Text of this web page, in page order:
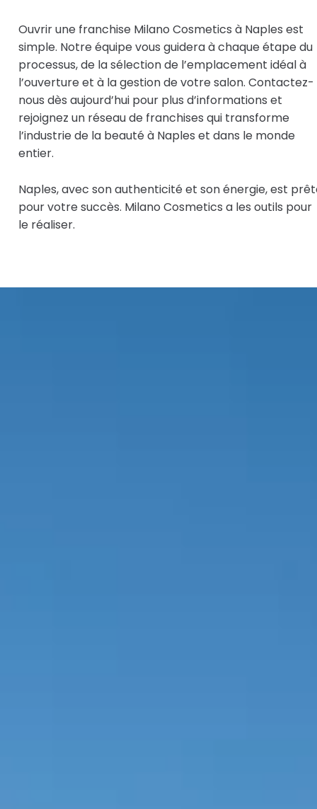
Ouvrir une franchise Milano Cosmetics à Naples est
simple. Notre équipe vous guidera à chaque étape du
processus, de la sélection de l’emplacement idéal à
l’ouverture et à la gestion de votre salon. Contactez-
nous dès aujourd’hui pour plus d’informations et
rejoignez un réseau de franchises qui transforme
l’industrie de la beauté à Naples et dans le monde
entier.
Naples, avec son authenticité et son énergie, est
pour votre succès. Milano Cosmetics a les outils pour
le réaliser.